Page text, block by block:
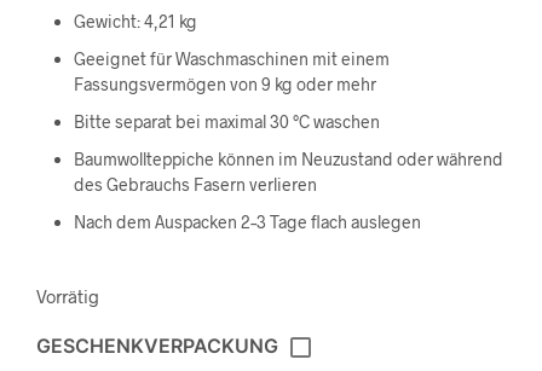
Gewicht: 4,21 kg
Geeignet für Waschmaschinen mit einem
Fassungsvermögen von 9 kg oder mehr
Bitte separat bei maximal 30 °C waschen
Baumwollteppiche können im Neuzustand oder während
des Gebrauchs Fasern verlieren
Nach dem Auspacken 2–3 Tage flach auslegen
Vorrätig
GESCHENKVERPACKUNG